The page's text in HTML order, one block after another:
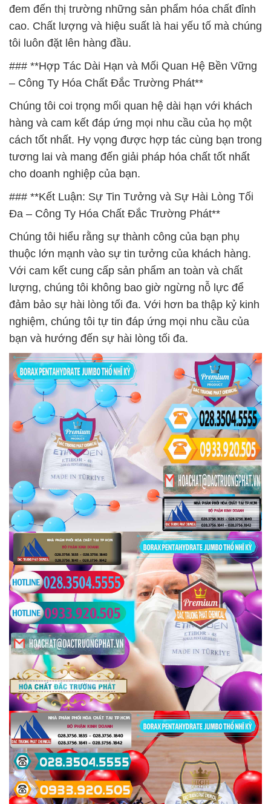
đem đến thị trường những sản phẩm hóa chất đỉnh
cao. Chất lượng và hiệu suất là hai yếu tố mà chúng
tôi luôn đặt lên hàng đầu.
### **Hợp Tác Dài Hạn và Mối Quan Hệ Bền Vững
– Công Ty Hóa Chất Đắc Trường Phát**
Chúng tôi coi trọng mối quan hệ dài hạn với khách
hàng và cam kết đáp ứng mọi nhu cầu của họ một
cách tốt nhất. Hy vọng được hợp tác cùng bạn trong
tương lai và mang đến giải pháp hóa chất tốt nhất
cho doanh nghiệp của bạn.
### **Kết Luận: Sự Tin Tưởng và Sự Hài Lòng Tối
Đa – Công Ty Hóa Chất Đắc Trường Phát**
Chúng tôi hiểu rằng sự thành công của bạn phụ
thuộc lớn mạnh vào sự tin tưởng của khách hàng.
Với cam kết cung cấp sản phẩm an toàn và chất
lượng, chúng tôi không bao giờ ngừng nỗ lực để
đảm bảo sự hài lòng tối đa. Với hơn ba thập kỷ kinh
nghiệm, chúng tôi tự tin đáp ứng mọi nhu cầu của
bạn và hướng đến sự hài lòng tối đa.